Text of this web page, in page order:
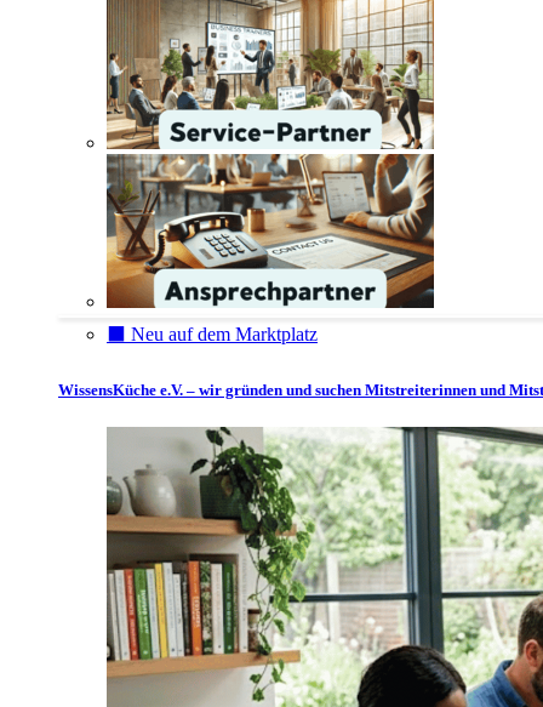
⬛️ Neu auf dem Marktplatz
WissensKüche e.V. – wir gründen und suchen Mitstreiterinnen und